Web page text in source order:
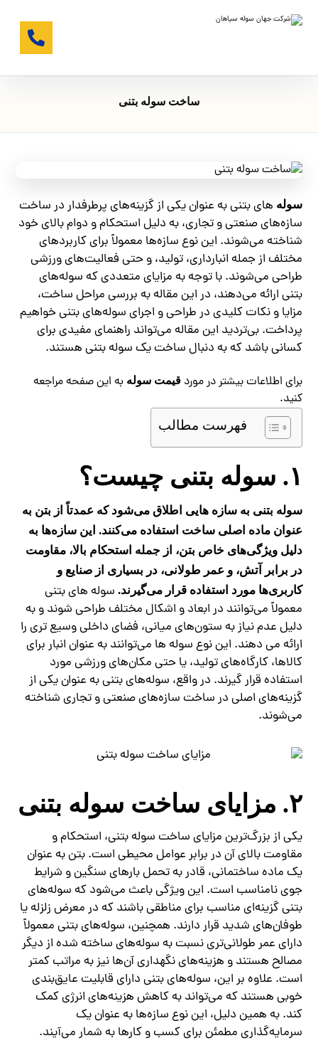
ساخت سوله بتنی
سوله های بتنی به عنوان یکی از گزینه‌های پرطرفدار در ساخت
سازه‌های صنعتی و تجاری، به دلیل استحکام و دوام بالای خود
شناخته می‌شوند. این نوع سازه‌ها معمولاً برای کاربردهای
مختلف از جمله انبارداری، تولید، و حتی فعالیت‌های ورزشی
طراحی می‌شوند. با توجه به مزایای متعددی که سوله‌های
بتنی ارائه می‌دهند، در این مقاله به بررسی مراحل ساخت،
مزایا و نکات کلیدی در طراحی و اجرای سوله‌های بتنی خواهیم
پرداخت. بی‌تردید این مقاله می‌تواند راهنمای مفیدی برای
کسانی باشد که به دنبال ساخت یک سوله بتنی هستند.
برای اطلاعات بیشتر در موردقیمت سوله به این صفحه مراجعه
کنید.
فهرست مطالب
۱. سوله بتنی چیست؟
سوله بتنی به سازه‌ هایی اطلاق می‌شود که عمدتاً از بتن به
عنوان ماده اصلی ساخت استفاده می‌کنند. این سازه‌ها به
دلیل ویژگی‌های خاص بتن، از جمله استحکام بالا، مقاومت
در برابر آتش، و عمر طولانی، در بسیاری از صنایع و
کاربری‌ها مورد استفاده قرار می‌گیرند. سوله‌ های بتنی
معمولاً می‌توانند در ابعاد و اشکال مختلف طراحی شوند و به
دلیل عدم نیاز به ستون‌های میانی، فضای داخلی وسیع‌ تری را
ارائه می‌ دهند. این نوع سوله‌ ها می‌توانند به عنوان انبار برای
کالاها، کارگاه‌های تولید، یا حتی مکان‌های ورزشی مورد
استفاده قرار گیرند. در واقع، سوله‌های بتنی به عنوان یکی از
گزینه‌های اصلی در ساخت سازه‌های صنعتی و تجاری شناخته
می‌شوند.
۲. مزایای ساخت سوله بتنی
یکی از بزرگ‌ترین مزایای ساخت سوله بتنی، استحکام و
مقاومت بالای آن در برابر عوامل محیطی است. بتن به عنوان
یک ماده ساختمانی، قادر به تحمل بارهای سنگین و شرایط
جوی نامناسب است. این ویژگی باعث می‌شود که سوله‌های
بتنی گزینه‌ای مناسب برای مناطقی باشند که در معرض زلزله یا
طوفان‌های شدید قرار دارند. همچنین، سوله‌های بتنی معمولاً
دارای عمر طولانی‌تری نسبت به سوله‌های ساخته شده از دیگر
مصالح هستند و هزینه‌های نگهداری آن‌ها نیز به مراتب کمتر
است. علاوه بر این، سوله‌های بتنی دارای قابلیت عایق‌بندی
خوبی هستند که می‌تواند به کاهش هزینه‌های انرژی کمک
کند. به همین دلیل، این نوع سازه‌ها به عنوان یک
سرمایه‌گذاری مطمئن برای کسب و کارها به شمار می‌آیند.